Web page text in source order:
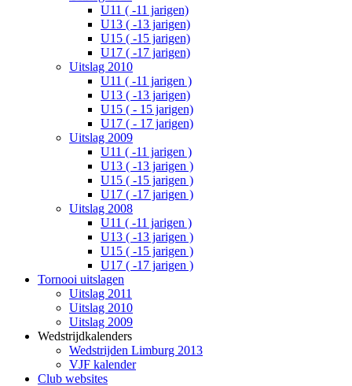
U11 ( -11 jarigen)
U13 ( -13 jarigen)
U15 ( -15 jarigen)
U17 ( -17 jarigen)
Uitslag 2010
U11 ( -11 jarigen )
U13 ( -13 jarigen)
U15 ( - 15 jarigen)
U17 ( - 17 jarigen)
Uitslag 2009
U11 ( -11 jarigen )
U13 ( -13 jarigen )
U15 ( -15 jarigen )
U17 ( -17 jarigen )
Uitslag 2008
U11 ( -11 jarigen )
U13 ( -13 jarigen )
U15 ( -15 jarigen )
U17 ( -17 jarigen )
Tornooi uitslagen
Uitslag 2011
Uitslag 2010
Uitslag 2009
Wedstrijdkalenders
Wedstrijden Limburg 2013
VJF kalender
Club websites